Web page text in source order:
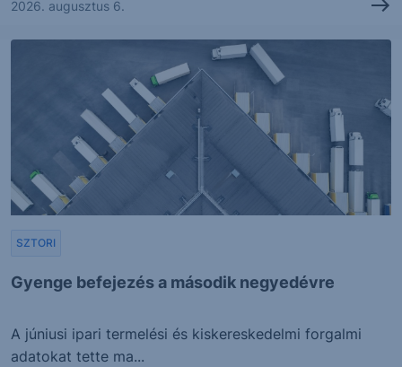
2026. augusztus 6.
Gyenge befejezés a második negyedévre
SZTORI
A júniusi ipari termelési és kiskereskedelmi forgalmi
adatokat tette ma...